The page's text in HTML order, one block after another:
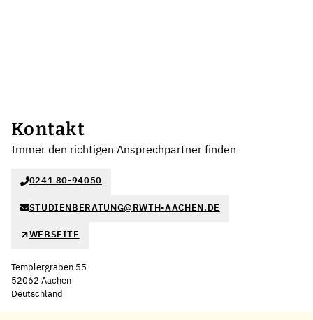
Kontakt
Immer den richtigen Ansprechpartner finden
0241 80-94050
STUDIENBERATUNG@RWTH-AACHEN.DE
WEBSEITE
Templergraben 55
52062 Aachen
Deutschland